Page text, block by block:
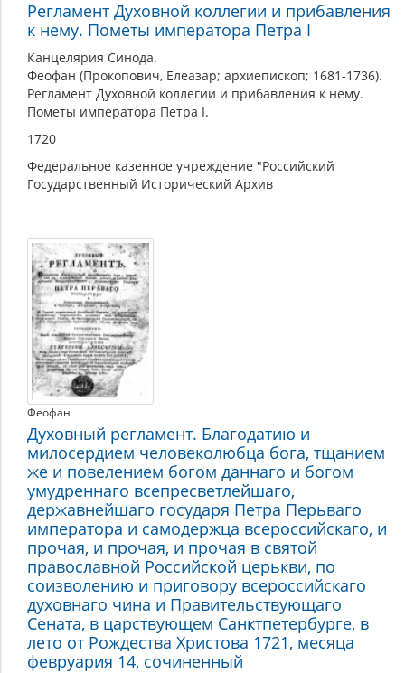
Регламент Духовной коллегии и прибавления
к нему. Пометы императора Петра I
Канцелярия Синода.
Феофан (Прокопович, Елеазар; архиепископ; 1681-1736).
Регламент Духовной коллегии и прибавления к нему.
Пометы императора Петра I.
1720
Федеральное казенное учреждение "Российский
Государственный Исторический Архив
Феофан
Духовный регламент. Благодатию и
милосердием человеколюбца бога, тщанием
же и повелением богом даннаго и богом
умудреннаго всепресветлейшаго,
державнейшаго государя Петра Перьваго
императора и самодержца всероссийскаго, и
прочая, и прочая, и прочая в святой
православной Российской церькви, по
соизволению и приговору всероссийскаго
духовнаго чина и Правительствующаго
Сената, в царствующем Санктпетербурге, в
лето от Рождества Христова 1721, месяца
февруария 14, сочиненный